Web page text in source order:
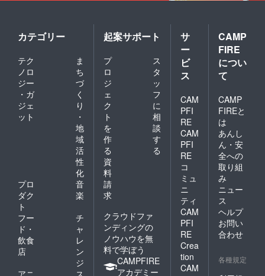
カテゴリー
テク
ノロ
ジー
・ガ
ジェ
ット
ま
ち
づ
く
り
・
地
域
活
性
化
プロ
ダク
ト
音
楽
フー
ド・
飲食
店
チ
ャ
レ
ン
ジ
アニ
ス
起案サポート
プ
ロ
ジ
ェ
ク
ト
を
作
る
ス
タ
ッ
フ
に
相
談
す
る
資
料
請
求
クラウドファ
ンディングの
ノウハウを無
料で学ぼう
CAMPFIRE
アカデミー
サ
ー
ビ
ス
CAM
PFI
RE
CAM
PFI
RE
コ
ミュ
ニ
ティ
CAM
PFI
RE
Crea
tion
CAM
CAMP
FIRE
につい
て
CAMP
FIREと
は
あんし
ん・安
全への
取り組
み
ニュー
ス
ヘルプ
お問い
合わせ
各種規定